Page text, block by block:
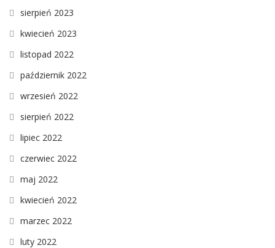
sierpień 2023
kwiecień 2023
listopad 2022
październik 2022
wrzesień 2022
sierpień 2022
lipiec 2022
czerwiec 2022
maj 2022
kwiecień 2022
marzec 2022
luty 2022